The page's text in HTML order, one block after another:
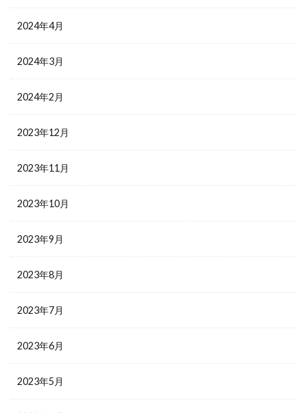
2024年4月
2024年3月
2024年2月
2023年12月
2023年11月
2023年10月
2023年9月
2023年8月
2023年7月
2023年6月
2023年5月